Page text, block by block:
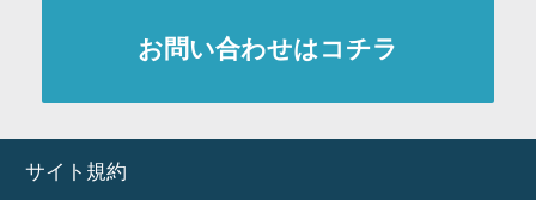
お問い合わせはコチラ
サイト規約